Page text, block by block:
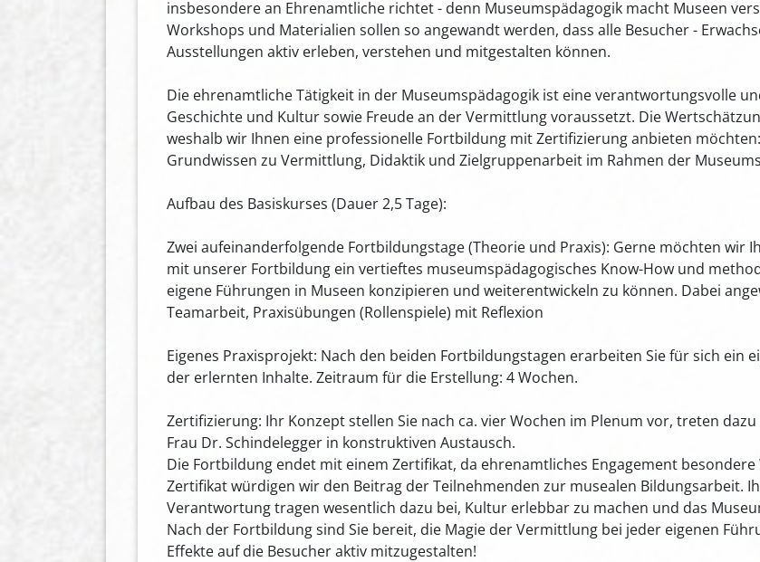
insbesondere an Ehrenamtliche richtet - denn Museumspädagogik macht Museen
Workshops und Materialien sollen so angewandt werden, dass alle Besucher -
Ausstellungen aktiv erleben, verstehen und mitgestalten können.
Die ehrenamtliche Tätigkeit in der Museumspädagogik ist eine verantwortungsvolle
Geschichte und Kultur sowie Freude an der Vermittlung voraussetzt. Die
weshalb wir Ihnen eine professionelle Fortbildung mit Zertifizierung anbieten
Grundwissen zu Vermittlung, Didaktik und Zielgruppenarbeit im Rahmen der
Aufbau des Basiskurses (Dauer 2,5 Tage):
Zwei aufeinanderfolgende Fortbildungstage (Theorie und Praxis): Gerne möchten wir
mit unserer Fortbildung ein vertieftes museumspädagogisches Know-How und
eigene Führungen in Museen konzipieren und weiterentwickeln zu können. Dabei
Teamarbeit, Praxisübungen (Rollenspiele) mit Reflexion
Eigenes Praxisprojekt: Nach den beiden Fortbildungstagen erarbeiten Sie für sich ein
der erlernten Inhalte. Zeitraum für die Erstellung: 4 Wochen.
Zertifizierung: Ihr Konzept stellen Sie nach ca. vier Wochen im Plenum vor, treten
Frau Dr. Schindelegger in konstruktiven Austausch.
Die Fortbildung endet mit einem Zertifikat, da ehrenamtliches Engagement
Zertifikat würdigen wir den Beitrag der Teilnehmenden zur musealen Bildungsarbeit.
Verantwortung tragen wesentlich dazu bei, Kultur erlebbar zu machen und das
Nach der Fortbildung sind Sie bereit, die Magie der Vermittlung bei jeder eigenen
Effekte auf die Besucher aktiv mitzugestalten!